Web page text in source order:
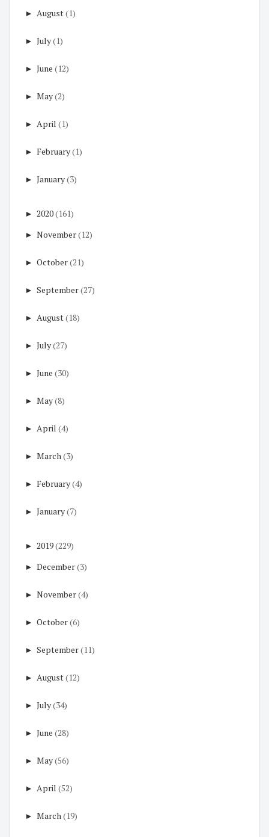
► August(1)
► July(1)
► June (12)
► May(2)
► April (1)
► February(1)
► January(3)
► 2020(161)
► November(12)
► October(21)
► September(27)
► August(18)
► July(27)
► June (30)
► May(8)
► April (4)
► March(3)
► February(4)
► January(7)
► 2019(229)
► December(3)
► November(4)
► October(6)
► September(11)
► August(12)
► July(34)
► June (28)
► May(56)
► April (52)
► March(19)